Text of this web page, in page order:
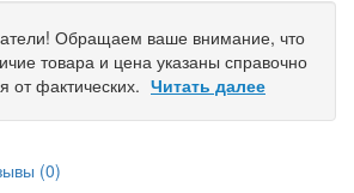
Обращаем ваше внимание, что
товара и цена указаны справочно
от фактических. Читать далее
(0)